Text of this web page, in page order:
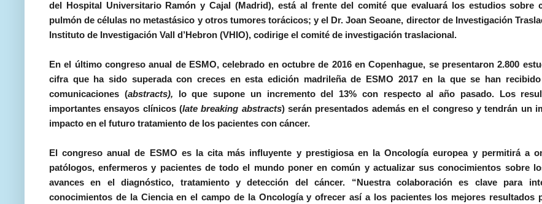
del Hospital Universitario Ramón y Cajal (Madrid), está al frente del comité que evaluará los estudios sobre
pulmón de células no metastásico y otros tumores torácicos; y el
Dr. Joan Seoane, director de Investigación
Instituto de Investigación Vall d’Hebron (VHIO), codirige el comité de investigación traslacional.
En el último congreso anual de ESMO, celebrado en octubre de 2016 en Copenhague, se presentaron 2.800
cifra que ha sido superada con creces en esta edición madrileña de ESMO 2017 en la que se han recibido
comunicaciones (abstracts), lo que supone un incremento del 13% con respecto al año pasado. Los
importantes ensayos clínicos (late breaking abstracts) serán presentados además en el congreso y tendrán un
impacto en el futuro tratamiento de los pacientes con cáncer.
El congreso anual de ESMO es la cita más influyente y prestigiosa en la Oncología europea y permitirá a
patólogos, enfermeros y pacientes de todo el mundo poner en común y actualizar sus conocimientos sobre
avances en el diagnóstico, tratamiento y detección del cáncer. “Nuestra colaboración es clave para
conocimientos de la Ciencia en el campo de la Oncología y ofrecer así a los pacientes los mejores resultados